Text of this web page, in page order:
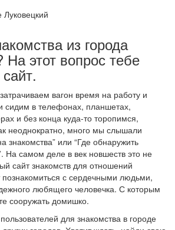
из города
На этот вопрос тебе
вагон время на работу и
сидим в телефонах, планшетах,
и без конца куда-то торопимся,
неоднократно, много мы слышали
знакомства” или “Где обнаружить
На самом деле в век новшеств это не
сайт знакомств для отношений
с сердечными людьми,
любящего человечка. С которым
сооружать домишко.
для знакомства в городе